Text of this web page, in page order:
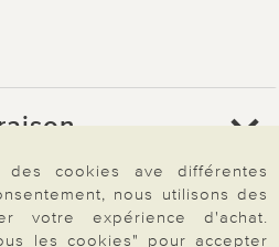
des cookies ave différentes
nous utilisons des
votre expérience d'achat.
les cookies" pour accepter